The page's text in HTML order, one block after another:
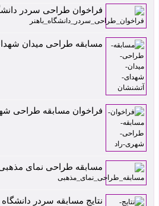
فراخوان طراحی سردر
مسابقه طراحی میدان
فراخوان مسابقه طراحی
مسابقه طراحی نمای
نتایج مسابقه سردر دانشگاه